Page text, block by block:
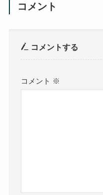
コメント
コメントする
コメント ※